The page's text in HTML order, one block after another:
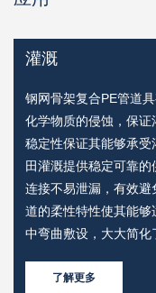
灌溉
钢网骨架复合PE管道
化学物质的侵蚀，保
稳定性保证其能够承
田灌溉提供稳定可靠
连接不易泄漏，有效
道的柔性特性使其能够
中弯曲敷设，大大简化
了解更多